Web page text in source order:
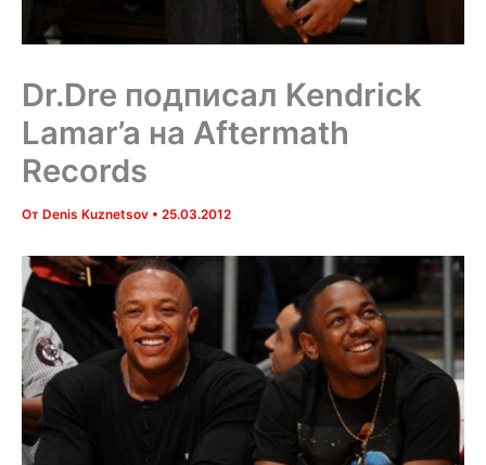
Dr.Dre подписал Kendrick
Lamar’a на Aftermath
Records
От Denis Kuznetsov • 25.03.2012